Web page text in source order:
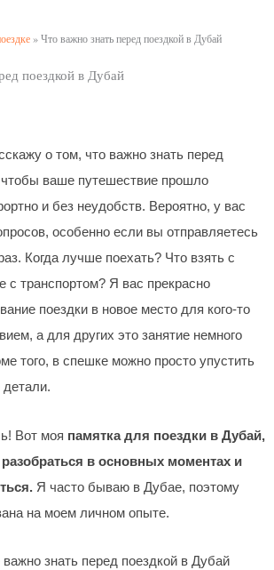
»Что важно знать перед поездкой в Дубай
поездкой в Дубай
о том, что важно знать перед
ваше путешествие прошло
и без неудобств. Вероятно, у вас
особенно если вы отправляетесь
Когда лучше поехать? Что взять с
с транспортом? Я вас прекрасно
поездки в новое место для кого-то
а для других это занятие немного
того, в спешке можно просто упустить
детали.
Вот моя памятка для поездки в Дубай,
в основных моментах и
Я часто бываю в Дубае, поэтому
на моем личном опыте.
знать перед поездкой в Дубай